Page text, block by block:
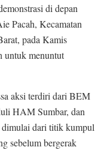
di depan
Pacah, Kecamatan
pada Kamis
untuk menuntut
aksi terdiri dari BEM
HAM Sumbar, dan
dari titik kumpul
sebelum bergerak